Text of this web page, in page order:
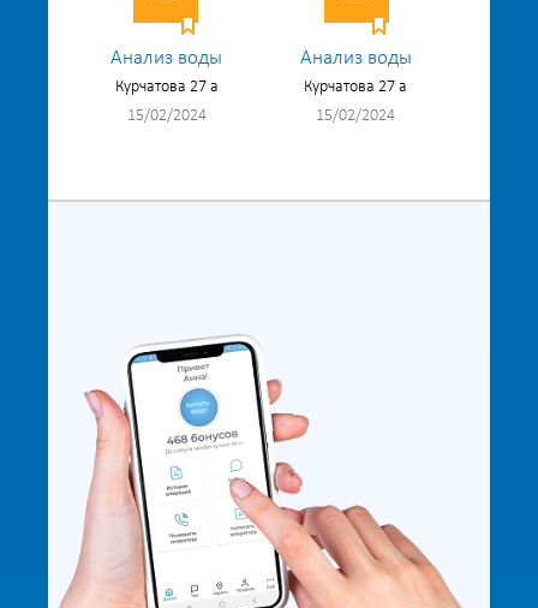
Анализ воды
Курчатова 27 а
15/02/2024
Анализ воды
Курчатова 27 а
15/02/2024